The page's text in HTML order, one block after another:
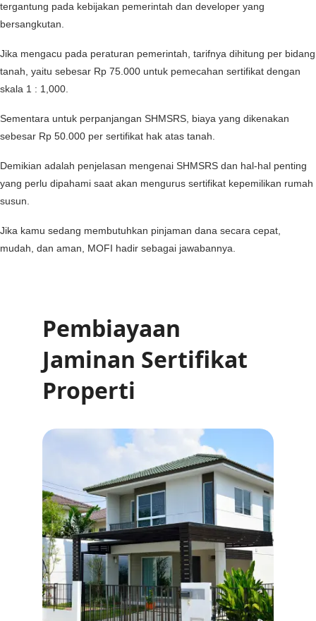
tergantung pada kebijakan pemerintah dan developer yang
bersangkutan.
Jika mengacu pada peraturan pemerintah, tarifnya dihitung per bidang
tanah, yaitu sebesar Rp 75.000 untuk pemecahan sertifikat dengan
skala 1 : 1,000.
Sementara untuk perpanjangan SHMSRS, biaya yang dikenakan
sebesar Rp 50.000 per sertifikat hak atas tanah.
Demikian adalah penjelasan mengenai SHMSRS dan hal-hal penting
yang perlu dipahami saat akan mengurus sertifikat kepemilikan rumah
susun.
Jika kamu sedang membutuhkan pinjaman dana secara cepat,
mudah, dan aman, MOFI hadir sebagai jawabannya.